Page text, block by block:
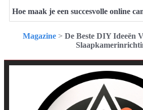
Hoe maak je een succesvolle online
Magazine> De Beste DIY Ideeën